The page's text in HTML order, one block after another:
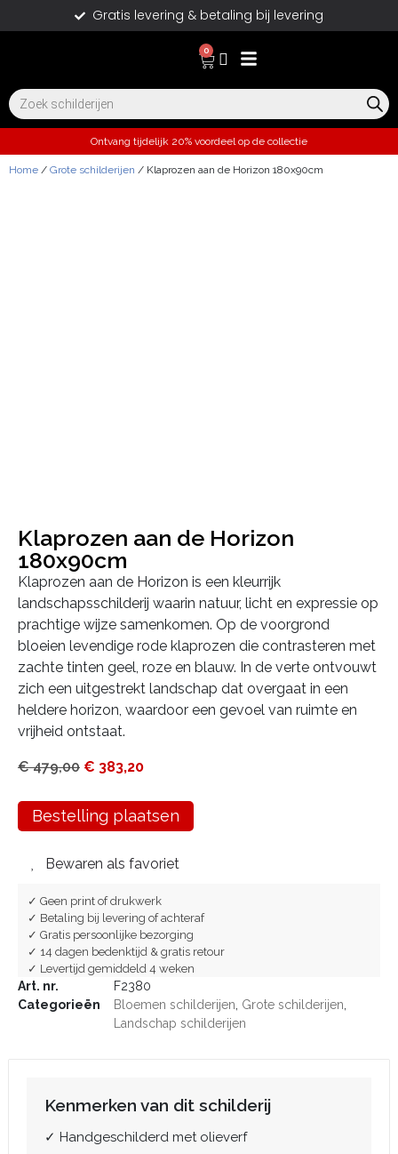
Gratis levering & betaling bij levering
0
Ontvang tijdelijk 20% voordeel op de collectie
Home / Grote schilderijen / Klaprozen aan de Horizon 180x90cm
Klaprozen aan de Horizon
180x90cm
Klaprozen aan de Horizon is een kleurrijk
landschapsschilderij waarin natuur, licht en expressie op
prachtige wijze samenkomen. Op de voorgrond
bloeien levendige rode klaprozen die contrasteren met
zachte tinten geel, roze en blauw. In de verte ontvouwt
zich een uitgestrekt landschap dat overgaat in een
heldere horizon, waardoor een gevoel van ruimte en
vrijheid ontstaat.
€479,00 € 383,20
Bestelling plaatsen
Bewaren als favoriet
✓ Geen print of drukwerk
✓ Betaling bij levering of achteraf
✓ Gratis persoonlijke bezorging
✓ 14 dagen bedenktijd & gratis retour
✓ Levertijd gemiddeld 4 weken
Art. nr.
F2380
Categorieën
Bloemen schilderijen, Grote schilderijen,
Landschap schilderijen
Kenmerken van dit schilderij
✓ Handgeschilderd met olieverf